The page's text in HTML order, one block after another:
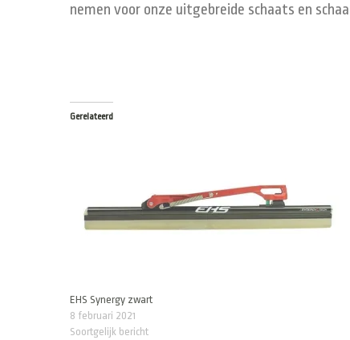
nemen voor onze uitgebreide schaats en
Gerelateerd
EHS Synergy zwart
8 februari 2021
Soortgelijk bericht